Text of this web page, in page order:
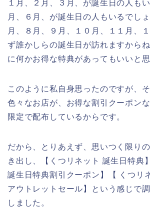
１月、２月、３月、が誕生日の人も
月、６月、が誕生日の人もいるでし
月、８月、９月、１０月、１１月、
ず誰かしらの誕生日が訪れますから
に何かお得な特典があってもいいと
このように私自身思ったのですが、
色々なお店が、お得な割引クーポン
限定で配布しているからです。
だから、とりあえず、思いつく限り
き出し、【くつリネット 誕生日特典
誕生日特典割引クーポン】【 くつリ
アウトレットセール】という感じで
しました。